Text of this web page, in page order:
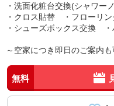
・洗面化粧台交換(シャワ
・クロス貼替 ・フローリ
・シューズボックス交換
～空家につき即日のご案内も
無料